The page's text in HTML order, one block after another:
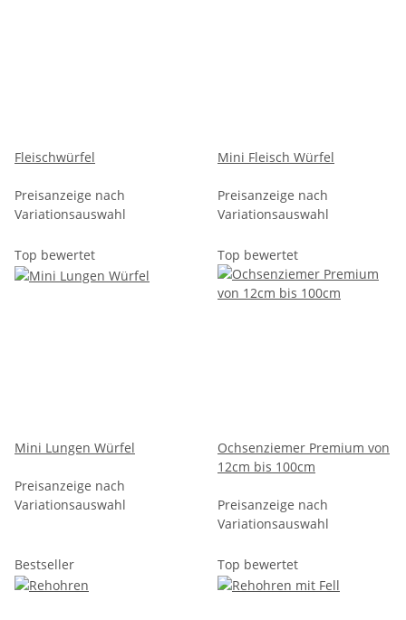
Fleischwürfel
Preisanzeige nach
Variationsauswahl
Mini Fleisch Würfel
Preisanzeige nach
Variationsauswahl
Top bewertet
Mini Lungen Würfel
Preisanzeige nach
Variationsauswahl
Top bewertet
Ochsenziemer Premium von
12cm bis 100cm
Preisanzeige nach
Variationsauswahl
Bestseller Top bewertet